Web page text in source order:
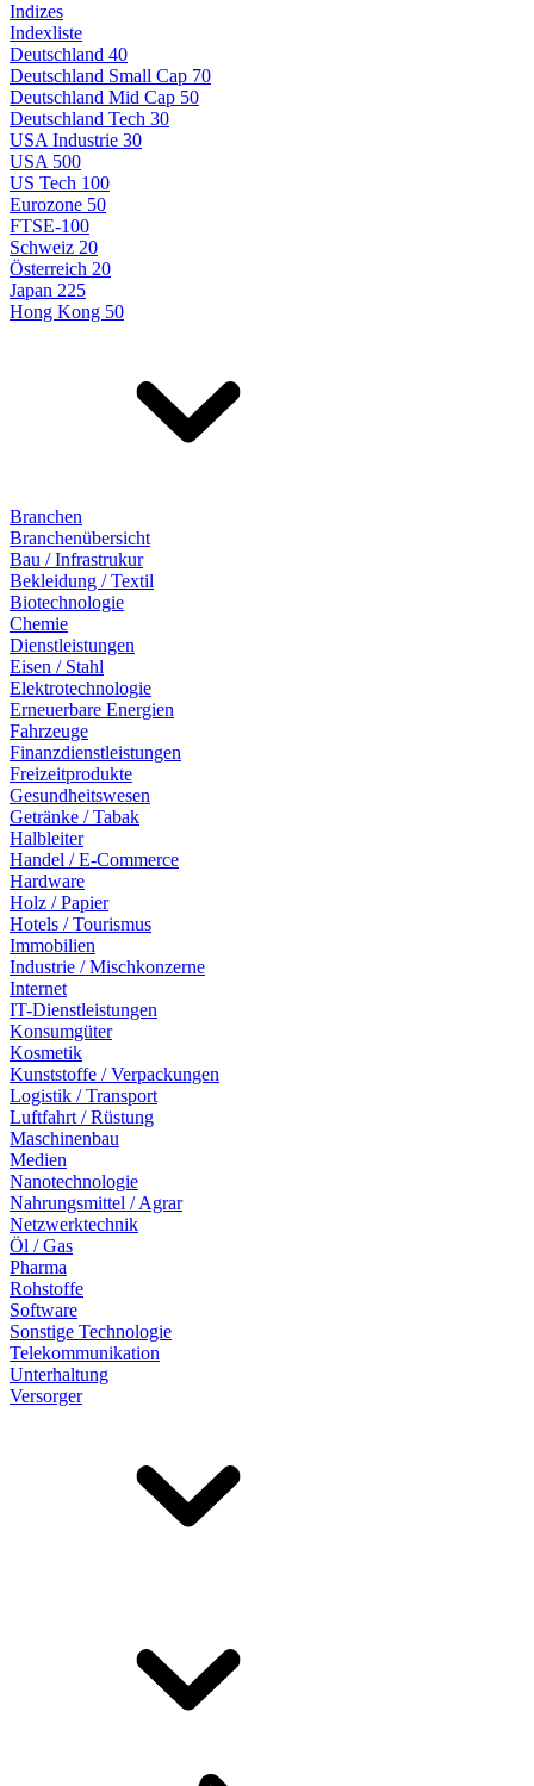
Indizes
Indexliste
Deutschland 40
Deutschland Small Cap 70
Deutschland Mid Cap 50
Deutschland Tech 30
USA Industrie 30
USA 500
US Tech 100
Eurozone 50
FTSE-100
Schweiz 20
Österreich 20
Japan 225
Hong Kong 50
Branchen
Branchenübersicht
Bau / Infrastrukur
Bekleidung / Textil
Biotechnologie
Chemie
Dienstleistungen
Eisen / Stahl
Elektrotechnologie
Erneuerbare Energien
Fahrzeuge
Finanzdienstleistungen
Freizeitprodukte
Gesundheitswesen
Getränke / Tabak
Halbleiter
Handel / E-Commerce
Hardware
Holz / Papier
Hotels / Tourismus
Immobilien
Industrie / Mischkonzerne
Internet
IT-Dienstleistungen
Konsumgüter
Kosmetik
Kunststoffe / Verpackungen
Logistik / Transport
Luftfahrt / Rüstung
Maschinenbau
Medien
Nanotechnologie
Nahrungsmittel / Agrar
Netzwerktechnik
Öl / Gas
Pharma
Rohstoffe
Software
Sonstige Technologie
Telekommunikation
Unterhaltung
Versorger